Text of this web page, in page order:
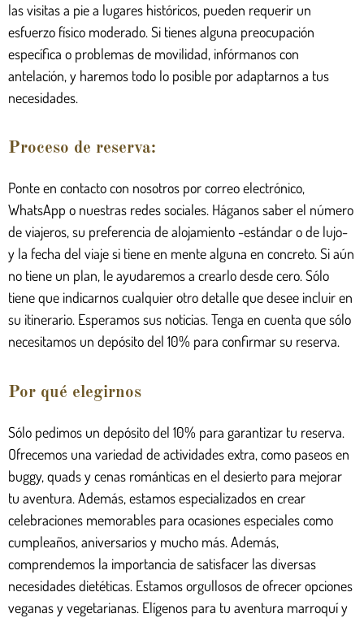
las visitas a pie a lugares históricos, pueden requerir un
esfuerzo físico moderado. Si tienes alguna preocupación
específica o problemas de movilidad, infórmanos con
antelación, y haremos todo lo posible por adaptarnos a tus
necesidades.
Proceso de reserva:
Ponte en contacto con nosotros por correo electrónico,
WhatsApp o nuestras redes sociales. Háganos saber el número
de viajeros, su preferencia de alojamiento -estándar o de lujo-
y la fecha del viaje si tiene en mente alguna en concreto. Si aún
no tiene un plan, le ayudaremos a crearlo desde cero. Sólo
tiene que indicarnos cualquier otro detalle que desee incluir en
su itinerario. Esperamos sus noticias. Tenga en cuenta que sólo
necesitamos un depósito del 10% para confirmar su reserva.
Por qué elegirnos
Sólo pedimos un depósito del 10% para garantizar tu reserva.
Ofrecemos una variedad de actividades extra, como paseos en
buggy, quads y cenas románticas en el desierto para mejorar
tu aventura. Además, estamos especializados en crear
celebraciones memorables para ocasiones especiales como
cumpleaños, aniversarios y mucho más. Además,
comprendemos la importancia de satisfacer las diversas
necesidades dietéticas. Estamos orgullosos de ofrecer opciones
veganas y vegetarianas. Elígenos para tu aventura marroquí y